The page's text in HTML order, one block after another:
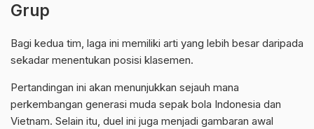
Grup
Bagi kedua tim, laga ini memiliki arti yang lebih besar daripada
sekadar menentukan posisi klasemen.
Pertandingan ini akan menunjukkan sejauh mana
perkembangan generasi muda sepak bola Indonesia dan
Vietnam. Selain itu, duel ini juga menjadi gambaran awal